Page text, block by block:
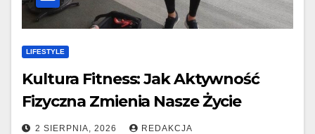
LIFESTYLE
Kultura Fitness: Jak Aktywność
Fizyczna Zmienia Nasze Życie
2 SIERPNIA, 2026 REDAKCJA